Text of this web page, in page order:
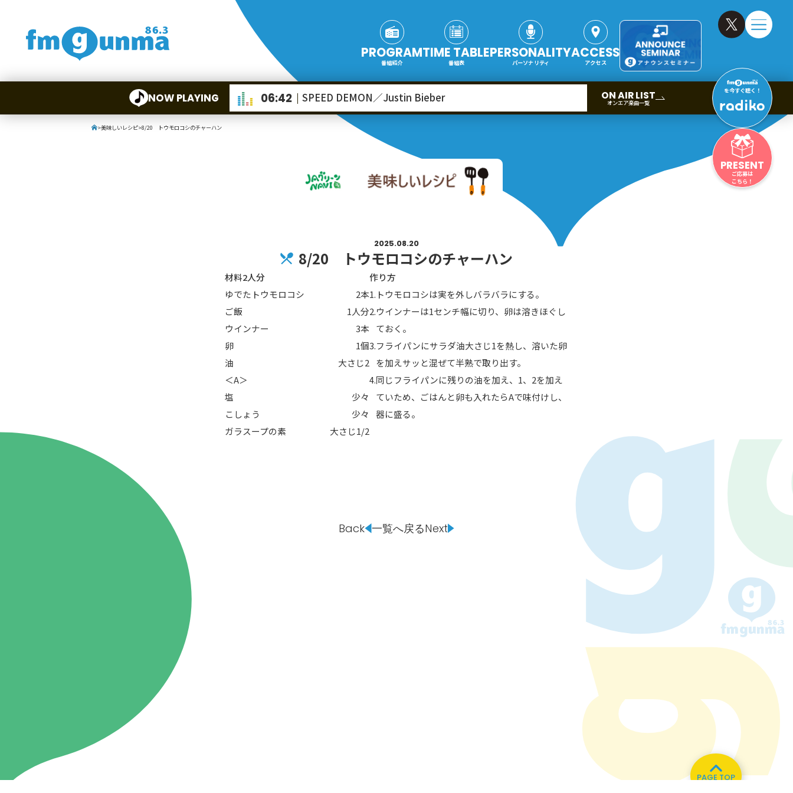
NOW PLAYING ON AIR LIST
オンエア楽曲一覧
06:42 SPEED DEMON／Justin Bieber
PROGRAM
番組紹介
TIME TABLE
番組表
PERSONALITY
パーソナリティ
ACCESS
アクセス
HOT NEWS 最新情報 POWER PLAY
GUEST G-Selection
SPECIALタイアップ企画 STAY TUNED!
後援情報
アナウンスセミナー
Haruna
Naganohara
Numata
を今すぐ聴く！
PRESENT
ご応募は
こちら！
>美味しいレシピ>8/20 トウモロコシのチャーハン
2025.08.20
8/20 トウモロコシのチャーハン
材料2人分
ゆでたトウモロコシ
2本
ご飯
1人分
ウインナー
3本
卵
1個
油
大さじ2
＜A＞
塩
少々
こしょう
少々
ガラスープの素
大さじ1/2
作り方
トウモロコシは実を外しバラバラにする。
ウインナーは1センチ幅に切り、卵は溶きほぐし
ておく。
フライパンにサラダ油大さじ1を熱し、溶いた卵
を加えサッと混ぜて半熟で取り出す。
同じフライパンに残りの油を加え、1、2を加え
ていため、ごはんと卵も入れたらAで味付けし、
器に盛る。
Back 一覧へ戻るNext
PAGE TOP